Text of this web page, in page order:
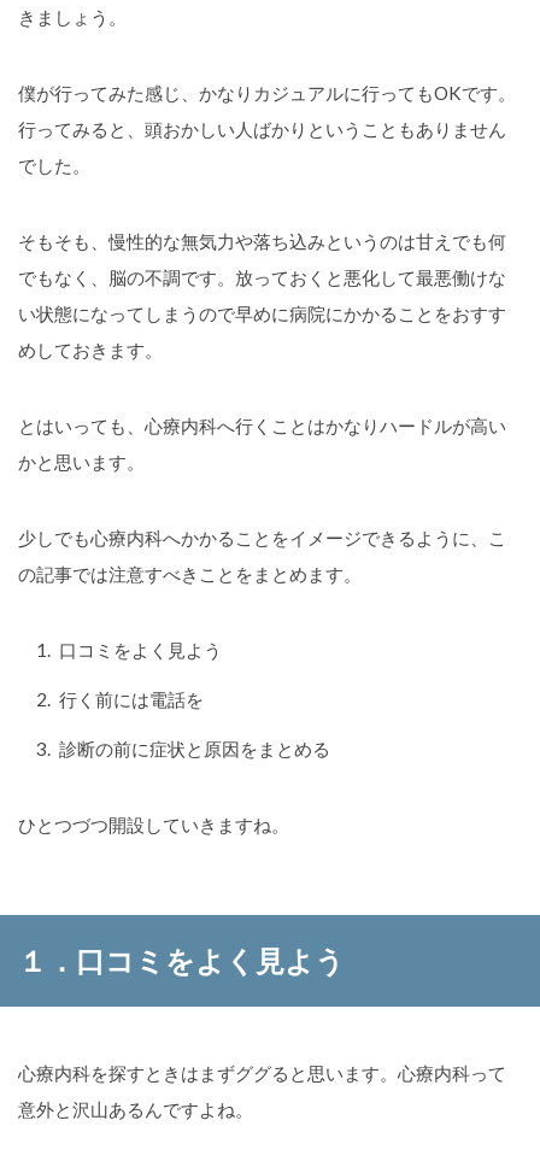
きましょう。
僕が行ってみた感じ、かなりカジュアルに行ってもOKです。
行ってみると、頭おかしい人ばかりということもありません
でした。
そもそも、慢性的な無気力や落ち込みというのは甘えでも何
でもなく、脳の不調です。放っておくと悪化して最悪働けな
い状態になってしまうので早めに病院にかかることをおすす
めしておきます。
とはいっても、心療内科へ行くことはかなりハードルが高い
かと思います。
少しでも心療内科へかかることをイメージできるように、こ
の記事では注意すべきことをまとめます。
口コミをよく見よう
行く前には電話を
診断の前に症状と原因をまとめる
ひとつづつ開設していきますね。
１．口コミをよく見よう
心療内科を探すときはまずググると思います。心療内科って
意外と沢山あるんですよね。